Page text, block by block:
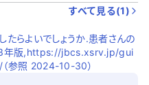
すべて見る(1)
たらよいでしょうか.患者さんの
年版,https://jbcs.xsrv.jp/gui
照 2024-10-30）